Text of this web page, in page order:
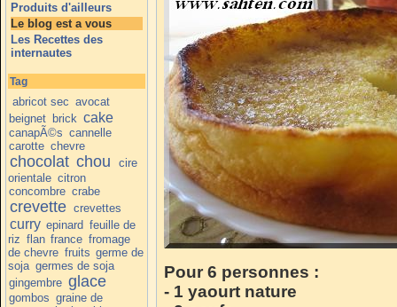
Produits d'ailleurs
Le blog est a vous
Les Recettes des
internautes
Tag
abricot sec avocat
beignet brick cake
canapÃ©s cannelle
carotte chevre
chocolat chou
cire
orientale citron
concombre crabe
crevette crevettes
curry epinard feuille de
riz flan france fromage
de chevre fruits germe de
soja germes de soja
gingembre glace
gombos graine de
Pour 6 personnes :
- 1 yaourt nature